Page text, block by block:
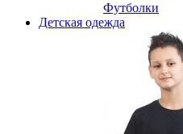
Футболки
Детская одежда